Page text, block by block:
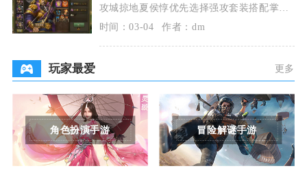
攻城掠地夏侯惇优先选择强攻套装搭配掌控
类散件，核心堆强攻、强防、血量属性，兼
顾格挡与斩杀词
时间：03-04 作者：dm
玩家最爱 更多
角色扮演手游 冒险解谜手游